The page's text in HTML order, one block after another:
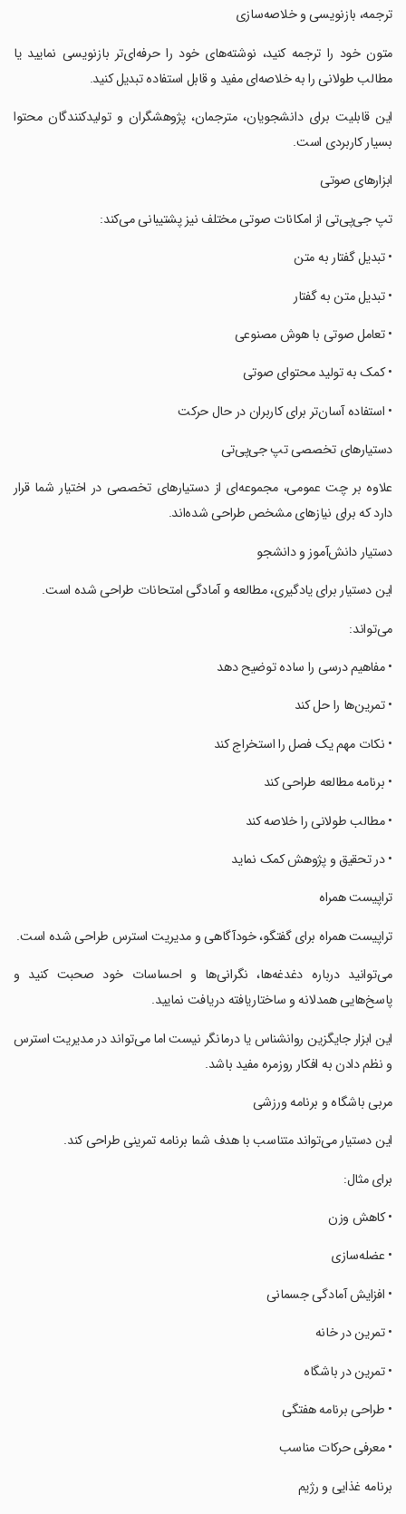
‏ترجمه، بازنویسی و خلاصه‌سازی
‏متون خود را ترجمه کنید، نوشته‌های خود را حرفه‌ای‌تر بازنویسی نمایید یا
مطالب طولانی را به خلاصه‌ای مفید و قابل استفاده تبدیل کنید.
‏این قابلیت برای دانشجویان، مترجمان، پژوهشگران و تولیدکنندگان محتوا
بسیار کاربردی است.
‏ابزارهای صوتی
‏تپ جی‌پی‌تی از امکانات صوتی مختلف نیز پشتیبانی می‌کند:
‏• تبدیل گفتار به متن
‏• تبدیل متن به گفتار
‏• تعامل صوتی با هوش مصنوعی
‏• کمک به تولید محتوای صوتی
‏• استفاده آسان‌تر برای کاربران در حال حرکت
‏دستیارهای تخصصی تپ جی‌پی‌تی
‏علاوه بر چت عمومی، مجموعه‌ای از دستیارهای تخصصی در اختیار شما قرار
دارد که برای نیازهای مشخص طراحی شده‌اند.
‏دستیار دانش‌آموز و دانشجو
‏این دستیار برای یادگیری، مطالعه و آمادگی امتحانات طراحی شده است.
‏می‌تواند:
‏• مفاهیم درسی را ساده توضیح دهد
‏• تمرین‌ها را حل کند
‏• نکات مهم یک فصل را استخراج کند
‏• برنامه مطالعه طراحی کند
‏• مطالب طولانی را خلاصه کند
‏• در تحقیق و پژوهش کمک نماید
‏تراپیست همراه
‏تراپیست همراه برای گفتگو، خودآگاهی و مدیریت استرس طراحی شده است.
‏می‌توانید درباره دغدغه‌ها، نگرانی‌ها و احساسات خود صحبت کنید و
پاسخ‌هایی همدلانه و ساختاریافته دریافت نمایید.
‏این ابزار جایگزین روانشناس یا درمانگر نیست اما می‌تواند در مدیریت استرس
و نظم دادن به افکار روزمره مفید باشد.
‏مربی باشگاه و برنامه ورزشی
‏این دستیار می‌تواند متناسب با هدف شما برنامه تمرینی طراحی کند.
‏برای مثال:
‏• کاهش وزن
‏• عضله‌سازی
‏• افزایش آمادگی جسمانی
‏• تمرین در خانه
‏• تمرین در باشگاه
‏• طراحی برنامه هفتگی
‏• معرفی حرکات مناسب
‏برنامه غذایی و رژیم